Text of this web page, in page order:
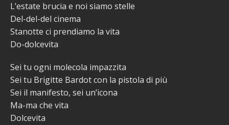
L’estate brucia e noi siamo stelle
Del-del-del cinema
Stanotte ci prendiamo la vita
Do-dolcevita
Sei tu ogni molecola impazzita
Sei tu Brigitte Bardot con la pistola di più
Sei il manifesto, sei un’icona
Ma-ma che vita
Dolcevita